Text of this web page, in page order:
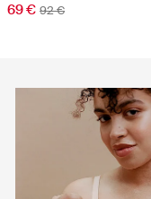
69 € 92 €